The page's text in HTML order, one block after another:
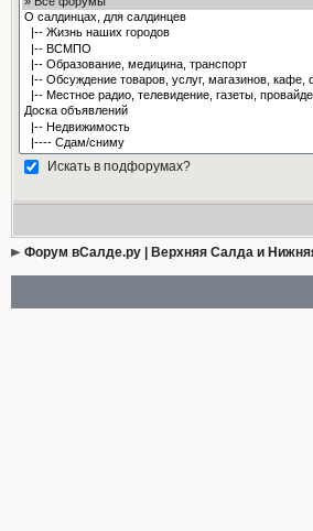
Искать в подфорумах?
Форум вСалде.ру | Верхняя Салда и